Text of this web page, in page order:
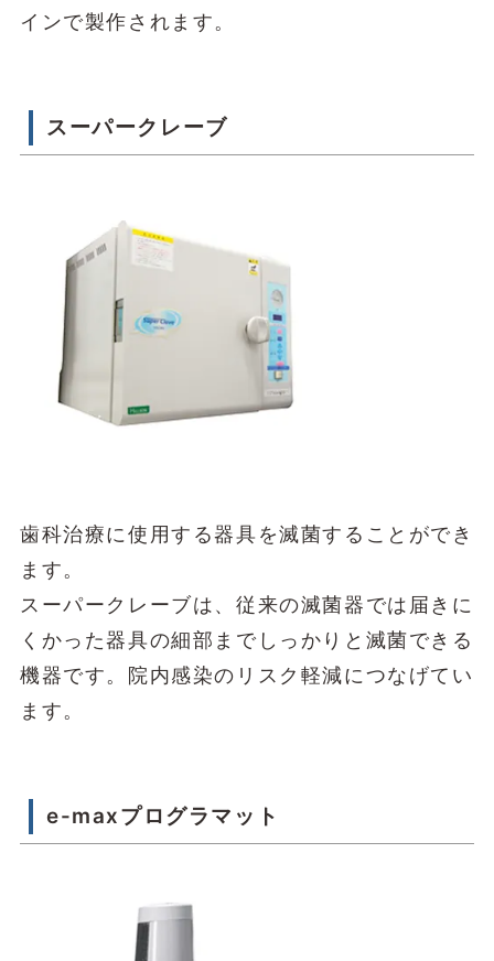
インで製作されます。
スーパークレーブ
歯科治療に使用する器具を滅菌することができ
ます。
スーパークレーブは、従来の滅菌器では届きに
くかった器具の細部までしっかりと滅菌できる
機器です。院内感染のリスク軽減につなげてい
ます。
e-maxプログラマット